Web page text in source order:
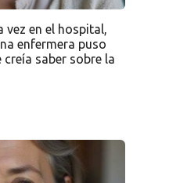
en el hospital,
enfermera puso
saber sobre la